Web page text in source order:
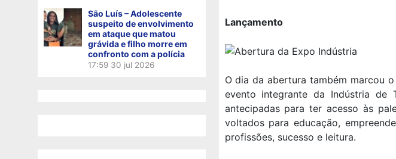
São Luís – Adolescente
suspeito de envolvimento
em ataque que matou
grávida e filho morre em
confronto com a polícia
17:59 30 jul 2026
Lançamento
O dia da abertura também marcou
evento integrante da Indústria de
antecipadas para ter acesso às
voltados para educação,
profissões, sucesso e leitura.